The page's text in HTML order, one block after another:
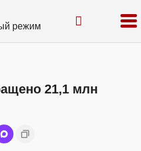
режим
21,1 млн